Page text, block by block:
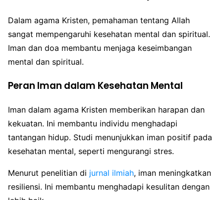
Dalam agama Kristen, pemahaman tentang Allah
sangat mempengaruhi kesehatan mental dan spiritual.
Iman dan doa membantu menjaga keseimbangan
mental dan spiritual.
Peran Iman dalam Kesehatan Mental
Iman dalam agama Kristen memberikan harapan dan
kekuatan. Ini membantu individu menghadapi
tantangan hidup. Studi menunjukkan iman positif pada
kesehatan mental, seperti mengurangi stres.
Menurut penelitian di jurnal ilmiah, iman meningkatkan
resiliensi. Ini membantu menghadapi kesulitan dengan